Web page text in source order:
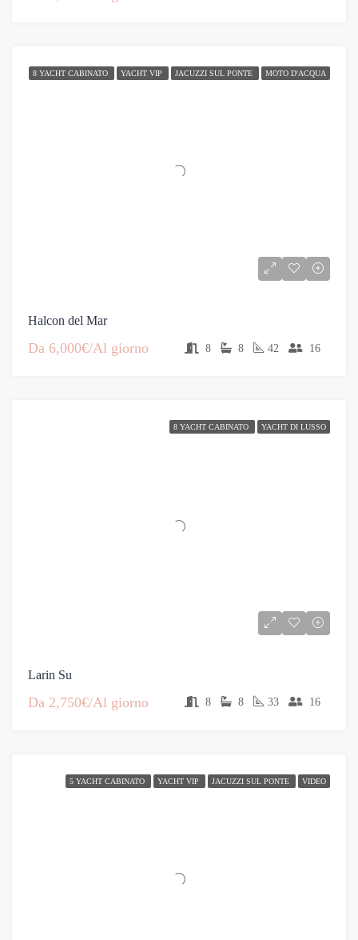
8 YACHT CABINATO YACHT VIP JACUZZI SUL PONTE MOTO D'ACQUA
Halcon del Mar
Da 6,000€/Al giorno 8 8 42 16
8 YACHT CABINATO YACHT DI LUSSO
Larin Su
Da 2,750€/Al giorno 8 8 33 16
5 YACHT CABINATO YACHT VIP JACUZZI SUL PONTE VIDEO